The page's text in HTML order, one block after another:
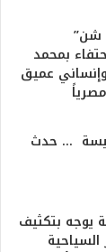
شن”
بمحمد
عميق
… حدث
يوجه بتكثيف
السياحية